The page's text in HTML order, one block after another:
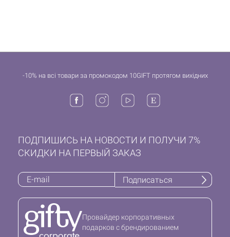
-10% на всі товари за промокодом 10GIFT протягом вихідних
ПОДПИШИСЬ НА НОВОСТИ И ПОЛУЧИ 7%
СКИДКИ НА ПЕРВЫЙ ЗАКАЗ
Подписаться
Провайдер корпоративных
подарков с брендированием